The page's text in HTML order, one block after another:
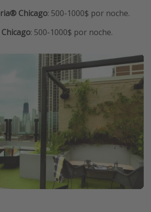
Chicago: 500-1000$ por noche.
: 500-1000$ por noche.